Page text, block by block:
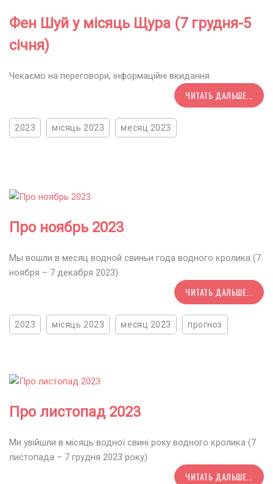
Фен Шуй у місяць Щура (7 грудня-5
січня)
Чекаємо на переговори, інформаційні вкидання
ЧИТАТЬ ДАЛЬШЕ...
2023 місяць 2023 месяц 2023
Про ноябрь 2023
Мы вошли в месяц водной свиньи года водного кролика (7
ноября – 7 декабря 2023)
ЧИТАТЬ ДАЛЬШЕ...
2023 місяць 2023 месяц 2023 прогноз
Про листопад 2023
Ми увійшли в місяць водної свині року водного кролика (7
листопада – 7 грудня 2023 року)
ЧИТАТЬ ДАЛЬШЕ...